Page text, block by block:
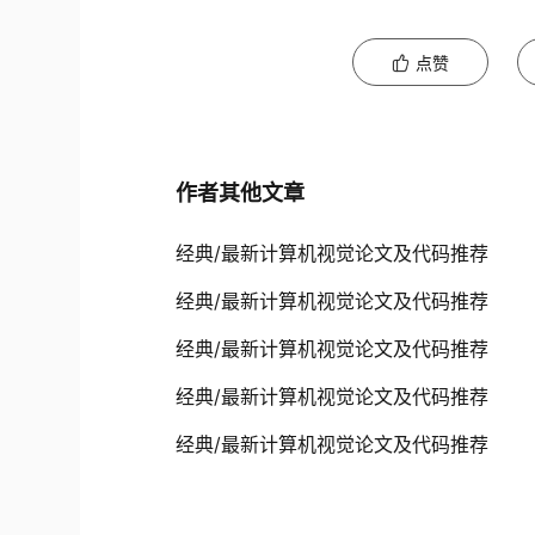
点赞
作者其他文章
经典/最新计算机视觉论文及代码推荐
经典/最新计算机视觉论文及代码推荐
经典/最新计算机视觉论文及代码推荐
经典/最新计算机视觉论文及代码推荐
经典/最新计算机视觉论文及代码推荐